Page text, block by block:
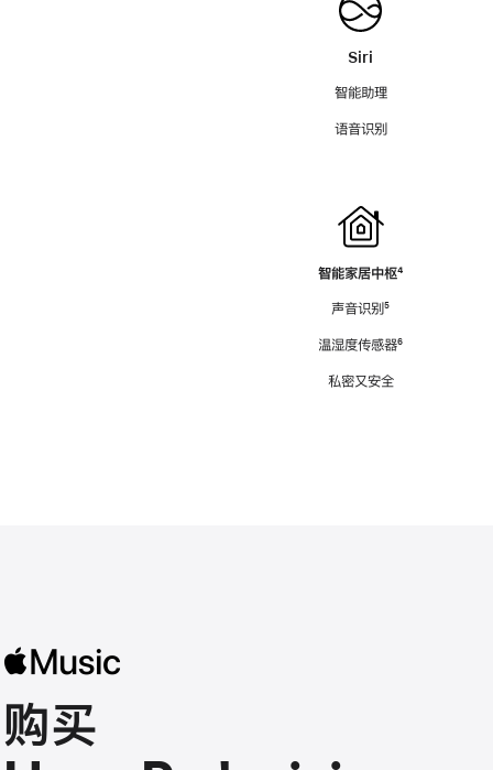
Siri
智能助理
语音识别
智能家居中枢脚
⁴
声音识别脚
⁵
温湿度传感器脚
⁶
私密又安全
购买